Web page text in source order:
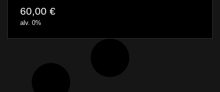
60,00 €
alv. 0%